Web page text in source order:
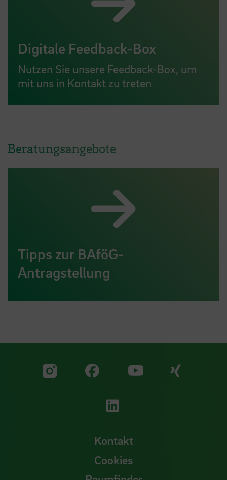
Digitale Feedback-Box
Nutzen Sie unsere Feedback-Box, um
mit uns in Kontakt zu treten
Beratungsangebote
Tipps zur BAföG-
Antragstellung
Zu unserer Facebook
Zu
Zu unserer
Kontakt
Cookies